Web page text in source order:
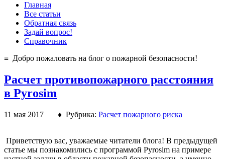
Главная
Все статьи
Обратная связь
Задай вопрос!
Справочник
≡ Добро пожаловать на блог о пожарной безопасности!
Расчет противопожарного расстояния
в Pyrosim
11 мая 2017 ♦ Рубрика: Расчет пожарного риска
Приветствую вас, уважаемые читатели блога! В предыдущей
статье мы познакомились с программой Pyrosim на примере